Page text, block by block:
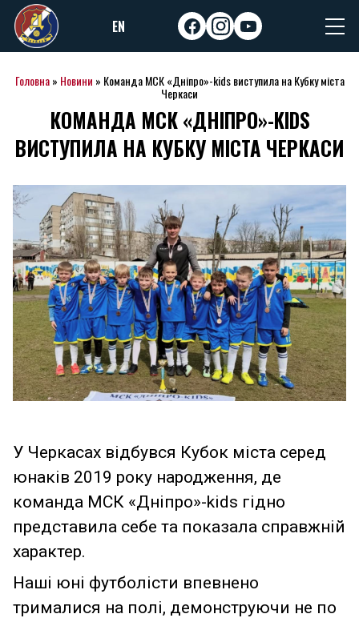
Skip
to
content
EN facebookinstagram
youtube
Головна» Новини » Команда МСК «Дніпро»-kids виступила на Кубку міста
Черкаси
КОМАНДА МСК «ДНІПРО»-KIDS
ВИСТУПИЛА НА КУБКУ МІСТА ЧЕРКАСИ
У Черкасах відбувся Кубок міста серед
юнаків 2019 року народження, де
команда МСК «Дніпро»-kids гідно
представила себе та показала справжній
характер.
Наші юні футболісти впевнено
трималися на полі, демонструючи не по